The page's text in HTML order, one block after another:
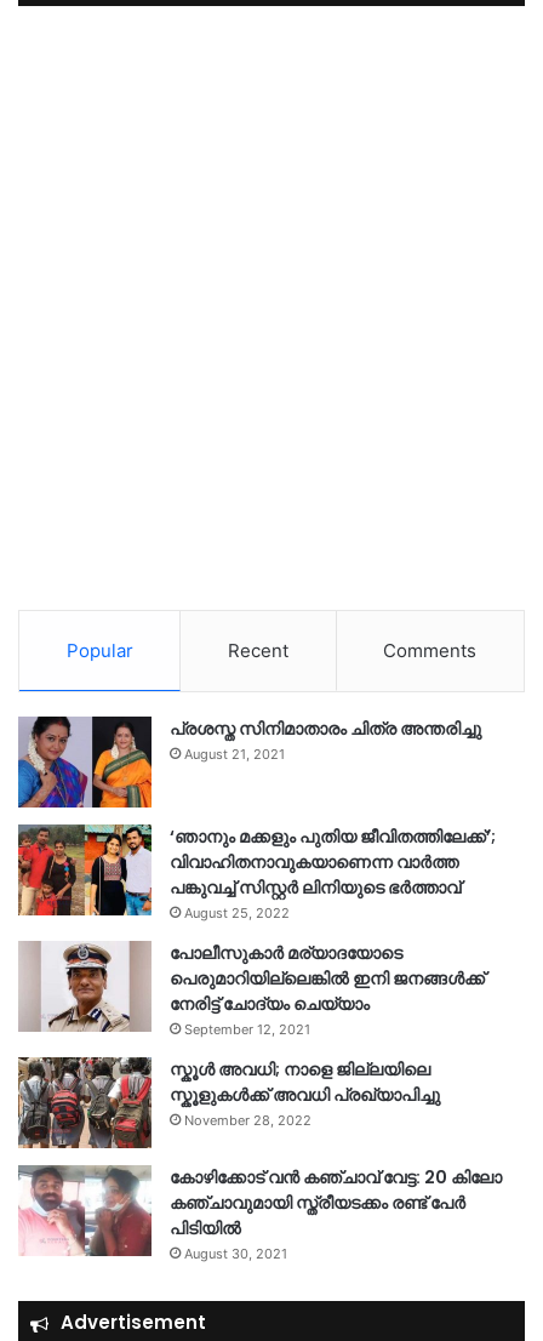
Popular Recent Comments
പ്രശസ്ത സിനിമാതാരം ചിത്ര അന്തരിച്ചു
August 21, 2021
‘ഞാനും മക്കളും പുതിയ ജീവിതത്തിലേക്ക്’;
വിവാഹിതനാവുകയാണെന്ന വാർത്ത
പങ്കുവച്ച് സിസ്റ്റർ ലിനിയുടെ ഭർത്താവ്
August 25, 2022
പോലീസുകാര്‍ മര്യാദയോടെ
പെരുമാറിയില്ലെങ്കില്‍ ഇനി ജനങ്ങള്‍ക്ക്
നേരിട്ട് ചോദ്യം ചെയ്യാം
September 12, 2021
സ്കൂൾ അവധി; നാളെ ജില്ലയിലെ
സ്കൂളുകൾക്ക് അവധി പ്രഖ്യാപിച്ചു
November 28, 2022
കോഴിക്കോട് വൻ കഞ്ചാവ് വേട്ട: 20 കിലോ
കഞ്ചാവുമായി സ്ത്രീയടക്കം രണ്ട് പേർ
പിടിയിൽ
August 30, 2021
Advertisement